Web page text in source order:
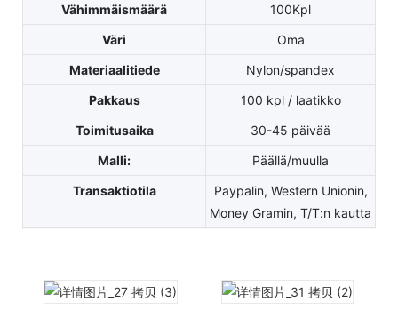
Vähimmäismäärä
100Kpl
Väri
Oma
Materiaalitiede
Nylon/spandex
Pakkaus
100 kpl / laatikko
Toimitusaika
30-45 päivää
Malli:
Päällä/muulla
Transaktiotila
Paypalin, Western Unionin,
Money Gramin, T/T:n kautta